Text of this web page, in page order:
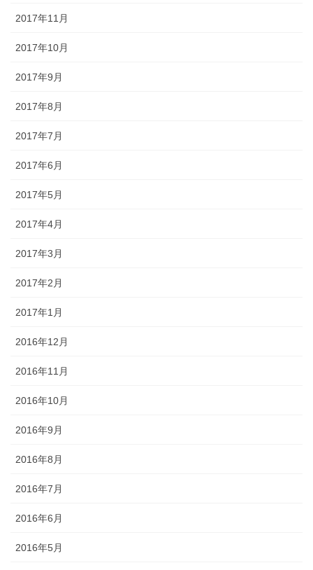
2017年11月
2017年10月
2017年9月
2017年8月
2017年7月
2017年6月
2017年5月
2017年4月
2017年3月
2017年2月
2017年1月
2016年12月
2016年11月
2016年10月
2016年9月
2016年8月
2016年7月
2016年6月
2016年5月